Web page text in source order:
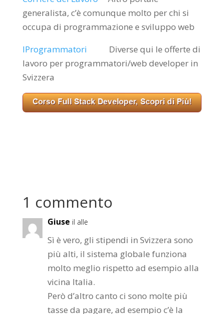
generalista, c’è comunque molto per chi si
occupa di programmazione e sviluppo web
IProgrammatori Diverse qui le offerte di
lavoro per programmatori/web developer in
Svizzera
1 commento
Giuse il alle
Sì è vero, gli stipendi in Svizzera sono
più alti, il sistema globale funziona
molto meglio rispetto ad esempio alla
vicina Italia.
Però d’altro canto ci sono molte più
tasse da pagare, ad esempio c’è la